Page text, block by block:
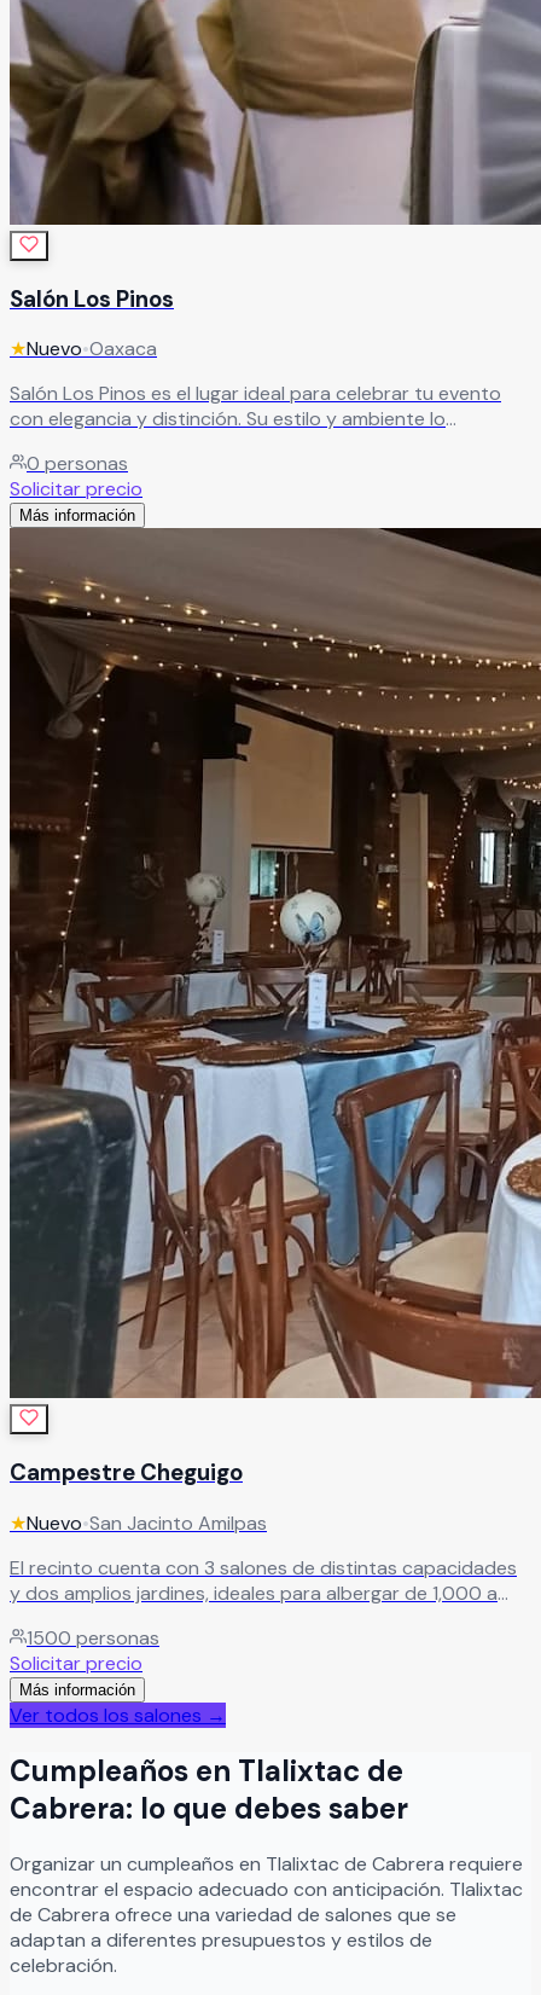
Salón Los Pinos
★Nuevo•Oaxaca
Salón Los Pinos es el lugar ideal para celebrar tu evento
con elegancia y distinción. Su estilo y ambiente lo
celebración que siempre has imaginado. Con amplias
instalaciones y más de 15 años de experiencia, ofrece todo
lo necesario para garantizar un evento impecable, donde
cada detalle está pensado para hacer de tu día algo único
e inolvidable.
0 personas
Solicitar precio
Más información
Campestre Cheguigo
★Nuevo•San Jacinto Amilpas
El recinto cuenta con 3 salones de distintas capacidades
y dos amplios jardines, ideales para albergar de 1,000 a
cocina para servicio de catering y estacionamiento propio,
brindando todas las facilidades para llevar a cabo un
evento bien organizado y sin contratiempos.
1500 personas
Solicitar precio
Más información
Ver todos los salones →
Cumpleaños en Tlalixtac de
Cabrera: lo que debes saber
Organizarun cumpleaños en Tlalixtac de Cabrera requiere
encontrar el espacio adecuado con anticipación. Tlalixtac
de Cabrera ofrece una variedad de salones que se
adaptan a diferentes presupuestos y estilos de
celebración.